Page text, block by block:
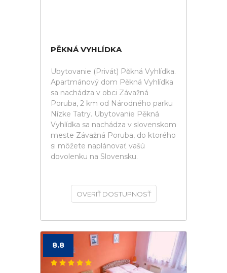
PĚKNÁ VYHLÍDKA
Ubytovanie (Privát) Pěkná Vyhlídka.
Apartmánový dom Pěkná Vyhlídka
sa nachádza v obci Závažná
Poruba, 2 km od Národného parku
Nízke Tatry. Ubytovanie Pěkná
Vyhlídka sa nachádza v slovenskom
meste Závažná Poruba, do ktorého
si môžete naplánovať vašú
dovolenku na Slovensku.
OVERIŤ DOSTUPNOSŤ
8.8